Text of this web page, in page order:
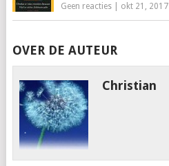
Geen reacties| okt 21, 2017
OVER DE AUTEUR
Christian